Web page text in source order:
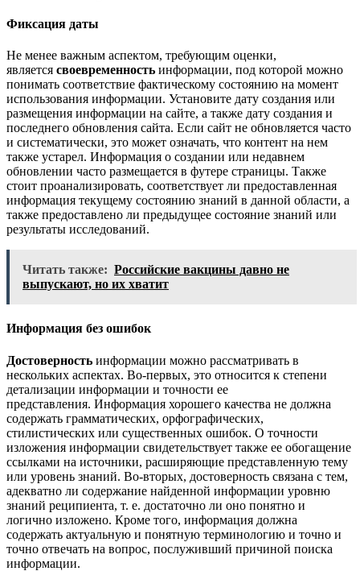
Фиксация даты
Не менее важным аспектом, требующим оценки,
является своевременность информации, под которой можно
понимать соответствие фактическому состоянию на момент
использования информации. Установите дату создания или
размещения информации на сайте, а также дату создания и
последнего обновления сайта. Если сайт не обновляется часто
и систематически, это может означать, что контент на нем
также устарел. Информация о создании или недавнем
обновлении часто размещается в футере страницы. Также
стоит проанализировать, соответствует ли предоставленная
информация текущему состоянию знаний в данной области, а
также предоставлено ли предыдущее состояние знаний или
результаты исследований.
Читать также: Российские вакцины давно не
выпускают, но их хватит
Информация без ошибок
Достоверность информации можно рассматривать в
нескольких аспектах. Во-первых, это относится к степени
детализации информации и точности ее
представления. Информация хорошего качества не должна
содержать грамматических, орфографических,
стилистических или существенных ошибок. О точности
изложения информации свидетельствует также ее обогащение
ссылками на источники, расширяющие представленную тему
или уровень знаний. Во-вторых, достоверность связана с тем,
адекватно ли содержание найденной информации уровню
знаний реципиента, т. е. достаточно ли оно понятно и
логично изложено. Кроме того, информация должна
содержать актуальную и понятную терминологию и точно и
точно отвечать на вопрос, послуживший причиной поиска
информации.